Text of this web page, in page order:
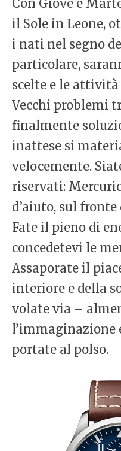
Con Giove e
il Sole in Leone,
i nati nel segno
particolare,
scelte e le
Vecchi problemi
finalmente
inattese si
velocemente.
riservati:
d’aiuto, sul
Fate il pieno di
concedetevi le
Assaporate il
interiore e della
volate via –
l’immaginazione
portate al polso.